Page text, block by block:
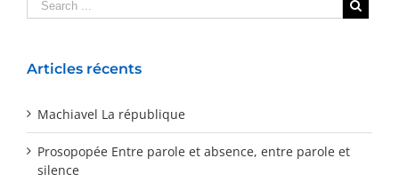
Articles récents
Machiavel La république
Prosopopée Entre parole et absence, entre parole et
silence